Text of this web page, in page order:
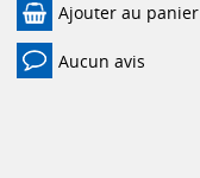
Ajouter au panier
Aucun avis